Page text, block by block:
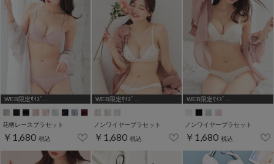
WEB限定ｻｲｽﾞ
花柄レースブラセット
￥1,680 税込
WEB限定ｻｲｽﾞ
ノンワイヤーブラセット
￥1,680 税込
WEB限定ｻｲｽﾞ
ノンワイヤーブラセット
￥1,680 税込